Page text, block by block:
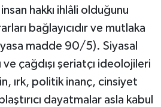
hakkı ihlâli olduğunu
bağlayıcıdır ve mutlaka
madde 90/5). Siyasal
ve çağdışı şeriatçı ideolojileri
ırk, politik inanç, cinsiyet
dayatmalar asla kabul